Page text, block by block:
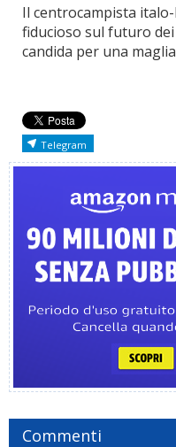
Il centrocampista
fiducioso sul futuro
candida per una
Telegram
Commenti